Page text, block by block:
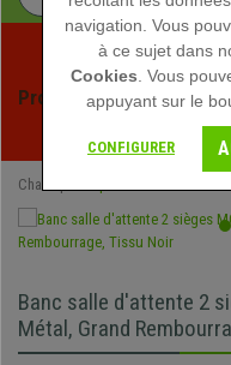
Profitez des soldes
exclusives pour
Chaisepro
Banc salle d'attente 2
Métal, Grand
navigation. Vous
à ce sujet dans
Cookies . Vous
appuyant sur le
CONFIGURER